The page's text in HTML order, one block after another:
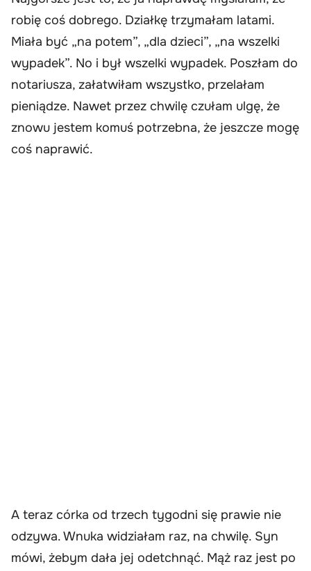
robię coś dobrego. Działkę trzymałam latami.
Miała być „na potem”, „dla dzieci”, „na wszelki
wypadek”. No i był wszelki wypadek. Poszłam do
notariusza, załatwiłam wszystko, przelałam
pieniądze. Nawet przez chwilę czułam ulgę, że
znowu jestem komuś potrzebna, że jeszcze mogę
coś naprawić.
A teraz córka od trzech tygodni się prawie nie
odzywa. Wnuka widziałam raz, na chwilę. Syn
mówi, żebym dała jej odetchnąć. Mąż raz jest po